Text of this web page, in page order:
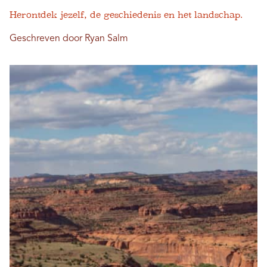
Herontdek jezelf, de geschiedenis en het landschap.
Geschreven door Ryan Salm